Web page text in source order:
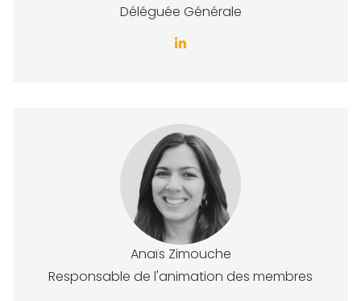
Déléguée Générale
Anaïs Zimouche
Responsable de l'animation des membres